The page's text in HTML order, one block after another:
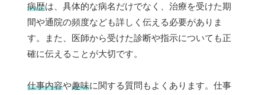
病歴は、具体的な病名だけでなく、治療を受けた期
間や通院の頻度なども詳しく伝える必要がありま
す。また、医師から受けた診断や指示についても正
確に伝えることが大切です。
仕事内容や趣味に関する質問もよくあります。仕事